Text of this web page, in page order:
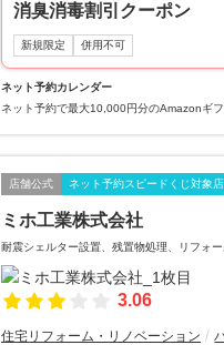
消臭消毒割引クーポン
新規限定 併用不可
ネット予約カレンダー
ネット予約で最大10,000円分のAmazonギフ
店舗公式 ネット予約スピードくじ対象店
ミホ工業株式会社
耐震シェルター設置、残置物処理、リフォ
3.06
住宅リフォーム・リノベーション